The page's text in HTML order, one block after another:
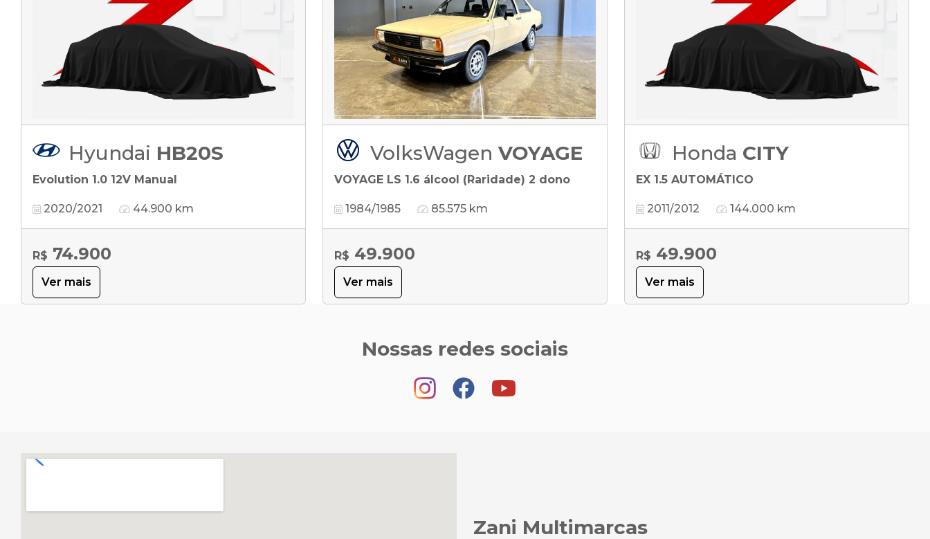
Hyundai HB20S
Evolution 1.0 12V Manual
2020/2021 44.900 km
R$ 74.900
Ver mais
VolksWagen VOYAGE
VOYAGE LS 1.6 álcool (Raridade) 2 dono
1984/1985 85.575 km
R$ 49.900
Ver mais
Honda CITY
EX 1.5 AUTOMÁTICO
2011/2012 144.000 km
R$ 49.900
Ver mais
Nossas redes sociais
Zani Multimarcas